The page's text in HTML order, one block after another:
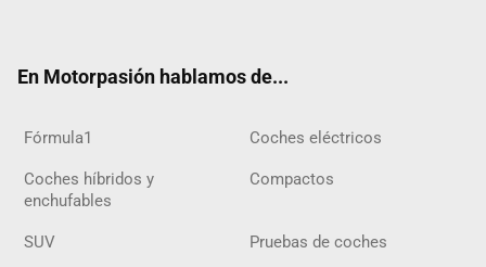
En Motorpasión hablamos de...
Fórmula1 Coches eléctricos
Coches híbridos y
enchufables
Compactos
SUV Pruebas de coches